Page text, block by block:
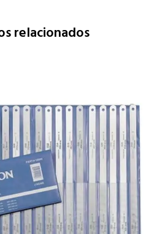
relacionados